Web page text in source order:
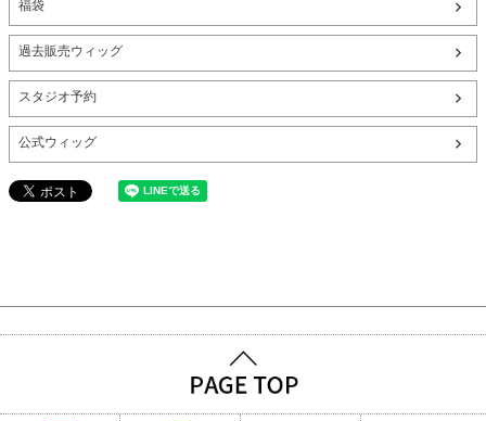
福袋
過去販売ウィッグ
スタジオ予約
公式ウィッグ